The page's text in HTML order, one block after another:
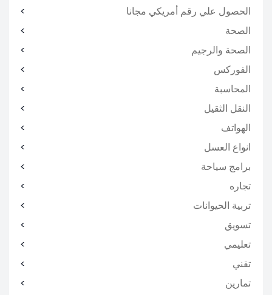
الحصول علي رقم أمريكي مجانا
الصحة
الصحة والرجيم
الفوركس
المحاسبة
النقل الثقيل
الهواتف
انواع العسل
برامج سياحة
تجاره
تربية الحيوانات
تسويق
تعليمي
تقني
تمارين